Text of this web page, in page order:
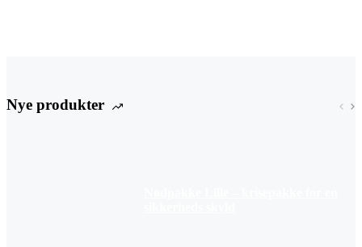
Nye produkter